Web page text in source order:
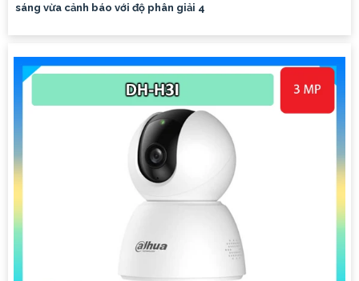
sáng vừa cảnh báo với độ phân giải 4